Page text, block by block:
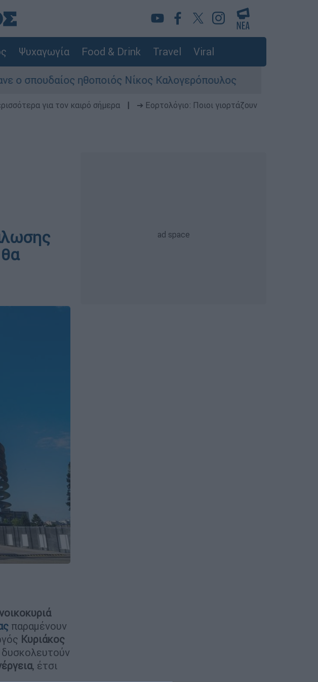
Ψυχαγωγία Food & Drink Travel Viral
ηθοποιός Νίκος Καλογερόπουλος Σκιάθος:
για τον καιρό σήμερα
➔ Εορτολόγιο: Ποιοι γιορτάζουν
νοικοκυριά
παραμένουν
Κυριάκος
δυσκολευτούν
, έτσι